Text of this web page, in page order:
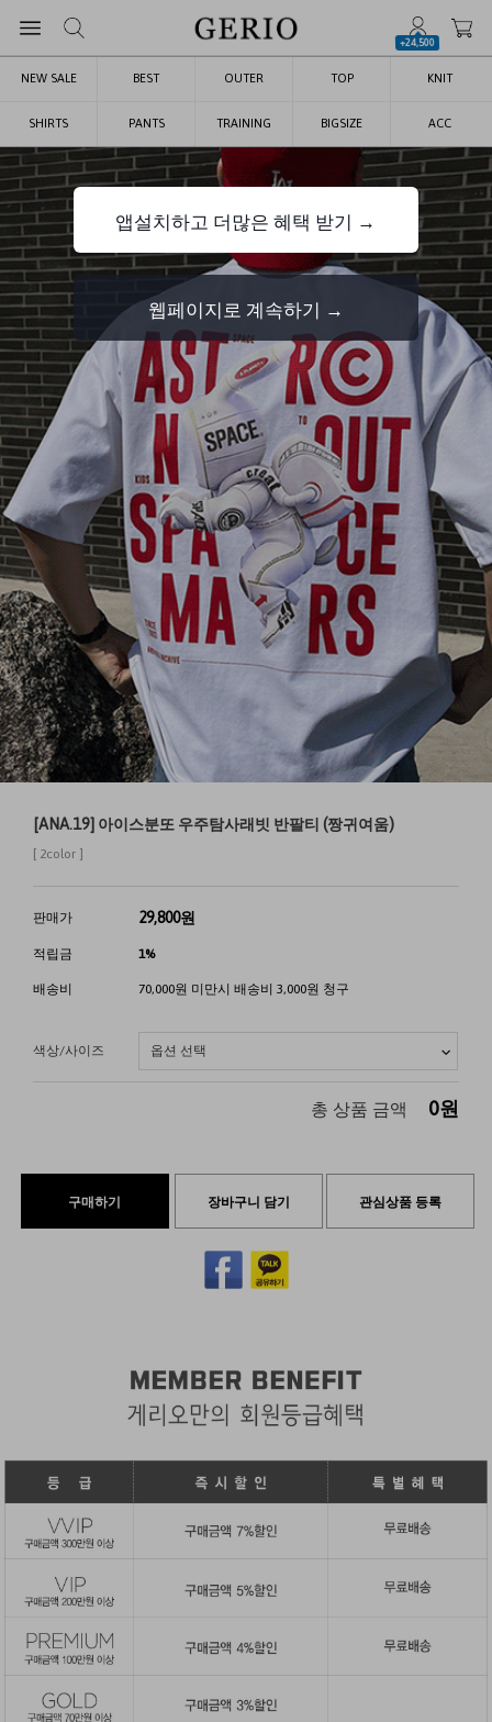
+24,500
NEW SALE BEST OUTER TOP KNIT
SHIRTS PANTS TRAINING BIGSIZE ACC
[ANA.19] 아이스분또 우주탐사래빗 반팔티 (짱귀여움)
[ 2color ]
판매가 29,800원
적립금 1%
배송비 70,000원 미만시 배송비 3,000원 청구
색상/사이즈
총 상품 금액 0원
구매하기 장바구니 담기 관심상품 등록
앱설치하고 더많은 혜택 받기 →
웹페이지로 계속하기 →